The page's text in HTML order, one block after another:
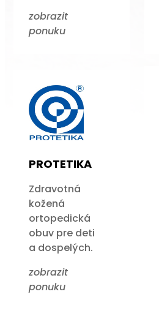
zobrazit
ponuku
PROTETIKA
Zdravotná
kožená
ortopedická
obuv pre deti
a dospelých.
zobrazit
ponuku